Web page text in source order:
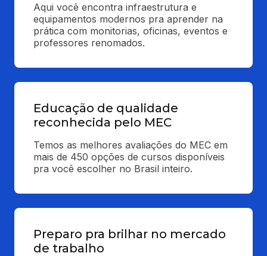
Aqui você encontra infraestrutura e
equipamentos modernos pra aprender na
prática com monitorias, oficinas, eventos e
professores renomados.
Educação de qualidade
reconhecida pelo MEC
Temos as melhores avaliações do MEC em
mais de 450 opções de cursos disponíveis
pra você escolher no Brasil inteiro.
Preparo pra brilhar no mercado
de trabalho